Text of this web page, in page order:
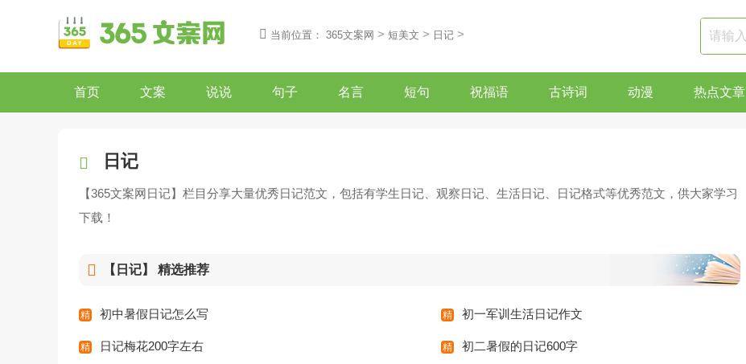
当前位置： 365文案网 > 短美文 > 日记 >
首页 文案 说说 句子 名言 短句 祝福语 古诗词 动漫 热点文章
日记
【365文案网日记】栏目分享大量优秀日记范文，包括有学生日记、观察日记、生活日记、日记格式等优秀范文，供大家学习
下载！
【日记】 精选推荐
初中暑假日记怎么写 初一军训生活日记作文
日记梅花200字左右 初二暑假的日记600字